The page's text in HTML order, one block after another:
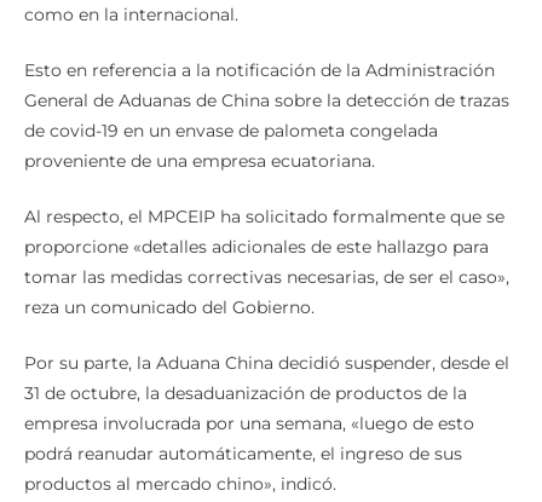
como en la internacional.
Esto en referencia a la notificación de la Administración
General de Aduanas de China sobre la detección de trazas
de covid-19 en un envase de palometa congelada
proveniente de una empresa ecuatoriana.
Al respecto, el MPCEIP ha solicitado formalmente que se
proporcione «detalles adicionales de este hallazgo para
tomar las medidas correctivas necesarias, de ser el caso»,
reza un comunicado del Gobierno.
Por su parte, la Aduana China decidió suspender, desde el
31 de octubre, la desaduanización de productos de la
empresa involucrada por una semana, «luego de esto
podrá reanudar automáticamente, el ingreso de sus
productos al mercado chino», indicó.